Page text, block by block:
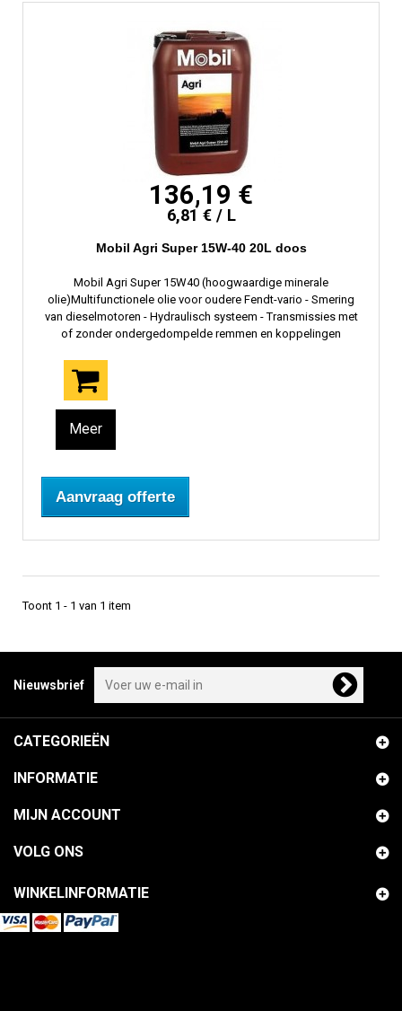
136,19 €
6,81 € / L
Mobil Agri Super 15W-40 20L doos
Mobil Agri Super 15W40 (hoogwaardige minerale
olie)Multifunctionele olie voor oudere Fendt-vario - Smering
van dieselmotoren - Hydraulisch systeem - Transmissies met
of zonder ondergedompelde remmen en koppelingen
Meer
Aanvraag offerte
Toont 1 - 1 van 1 item
Nieuwsbrief
CATEGORIEËN
INFORMATIE
MIJN ACCOUNT
VOLG ONS
WINKELINFORMATIE